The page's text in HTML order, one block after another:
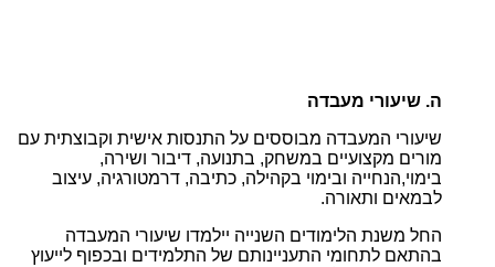
ה. שיעורי מעבדה
שיעורי המעבדה מבוססים על התנסות אישית וקבוצתית עם
מורים מקצועיים במשחק, בתנועה, דיבור ושירה,
בימוי,הנחייה ובימוי בקהילה, כתיבה, דרמטורגיה, עיצוב
לבמאים ותאורה.
החל משנת הלימודים השנייה יילמדו שיעורי המעבדה
בהתאם לתחומי התעניינותם של התלמידים ובכפוף לייעוץ